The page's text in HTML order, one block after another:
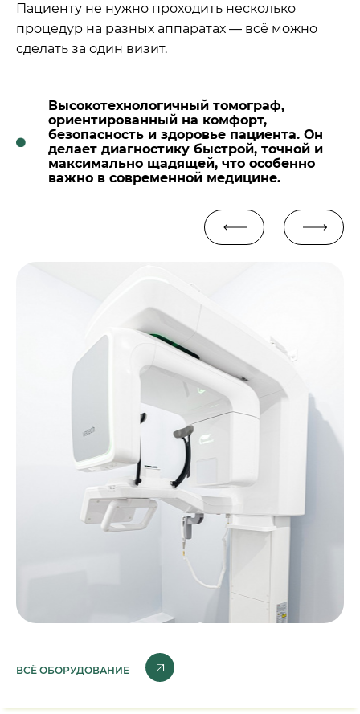
Пациенту не нужно проходить несколько
процедур на разных аппаратах — всё можно
сделать за один визит.
Высокотехнологичный томограф,
ориентированный на комфорт,
безопасность и здоровье пациента. Он
делает диагностику быстрой, точной и
максимально щадящей, что особенно
важно в современной медицине.
ВСЁ ОБОРУДОВАНИЕ